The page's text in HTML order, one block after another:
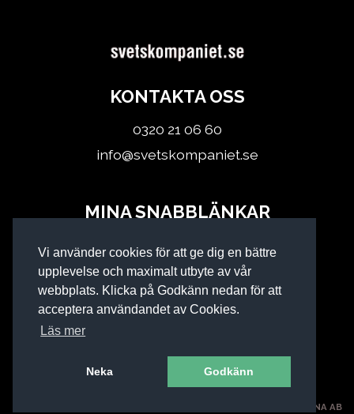
Vi använder cookies för att ge dig en bättre
upplevelse och maximalt utbyte av vår
webbplats. Klicka på Godkänn nedan för att
acceptera användandet av Cookies.
Läs mer
Neka Godkänn
KONTAKTA OSS
0320 21 06 60
info@svetskompaniet.se
MINA SNABBLÄNKAR
Köpvillkor
SVETSKOMPANIET I KINNA AB